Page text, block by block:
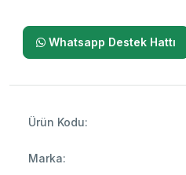
Whatsapp Destek Hattı
Ürün Kodu:
Marka: